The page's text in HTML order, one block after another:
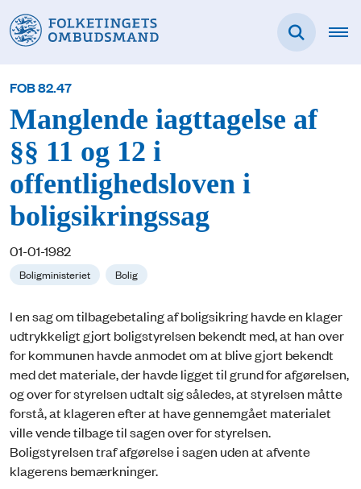
FOB 82.47
Manglende iagttagelse af
§§ 11 og 12 i
offentlighedsloven i
boligsikringssag
01-01-1982
Boligministeriet Bolig
I en sag om tilbagebetaling af boligsikring havde en klager
udtrykkeligt gjort boligstyrelsen bekendt med, at han over
for kommunen havde anmodet om at blive gjort bekendt
med det materiale, der havde ligget til grund for afgørelsen,
og over for styrelsen udtalt sig således, at styrelsen måtte
forstå, at klageren efter at have gennemgået materialet
ville vende tilbage til sagen over for styrelsen.
Boligstyrelsen traf afgørelse i sagen uden at afvente
klagerens bemærkninger.